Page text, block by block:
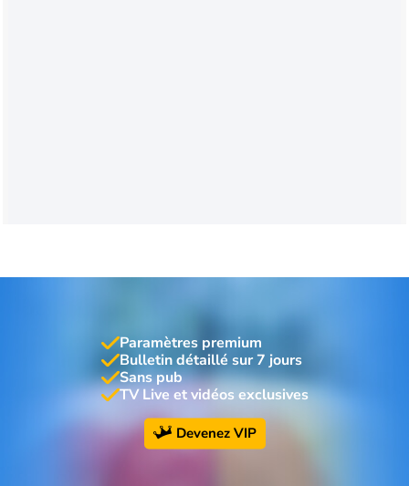
Paramètres premium
Bulletin détaillé sur 7 jours
Sans pub
TV Live et vidéos exclusives
Devenez VIP